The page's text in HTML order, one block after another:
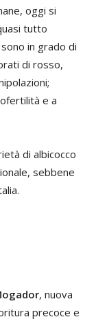
oggi si
tutto
in grado di
di rosso,
e a
di albicocco
sebbene
, nuova
precoce e